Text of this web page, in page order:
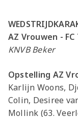
AZ Vrouwen -
KNVB Beker
Opstelling AZ
Karlijn Woons,
Colin, Desiree
Mollink (63.